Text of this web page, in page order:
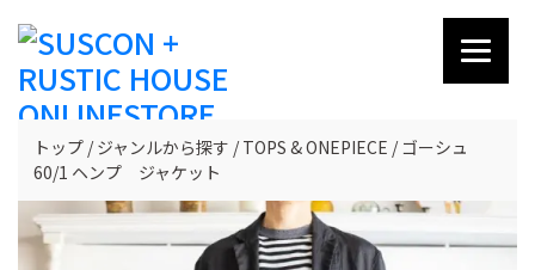
トップ ジャンルから探す TOPS & ONEPIECE
ゴーシュ
60/1 ヘンプ ジャケット